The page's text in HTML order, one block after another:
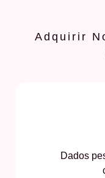
Adquirir
Dados